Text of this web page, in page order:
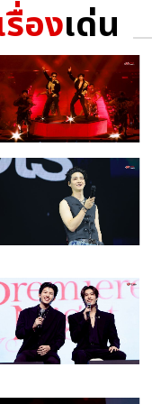
รื่องเด่น